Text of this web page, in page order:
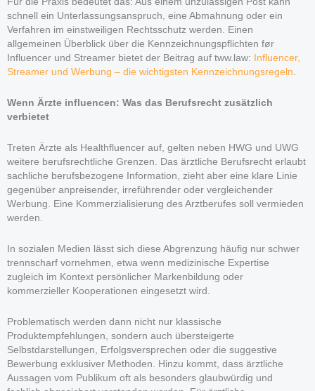
schnell ein Unterlassungsanspruch, eine Abmahnung oder ein
Verfahren im einstweiligen Rechtsschutz werden. Einen
allgemeinen Überblick über die Kennzeichnungspflichten før
Influencer und Streamer bietet der Beitrag auf tww.law:
Influencer,
Streamer und Werbung – die wichtigsten Kennzeichnungsregeln.
Wenn Ärzte influencen: Was das Berufsrecht zusätzlich
verbietet
Treten Ärzte als Healthfluencer auf, gelten neben HWG und UWG
weitere berufsrechtliche Grenzen. Das ärztliche Berufsrecht erlaubt
sachliche berufsbezogene Information, zieht aber eine klare Linie
gegenüber anpreisender, irreführender oder vergleichender
Werbung. Eine Kommerzialisierung des Arztberufes soll vermieden
werden.
In sozialen Medien lässt sich diese Abgrenzung häufig nur schwer
trennscharf vornehmen, etwa wenn medizinische Expertise
zugleich im Kontext persönlicher Markenbildung oder
kommerzieller Kooperationen eingesetzt wird.
Problematisch werden dann nicht nur klassische
Produktempfehlungen, sondern auch übersteigerte
Selbstdarstellungen, Erfolgsversprechen oder die suggestive
Bewerbung exklusiver Methoden. Hinzu kommt, dass ärztliche
Aussagen vom Publikum oft als besonders glaubwürdig und